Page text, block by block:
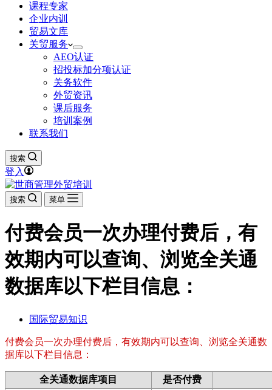
课程专家
企业内训
贸易文库
关贸服务
AEO认证
招投标加分项认证
关务软件
外贸资讯
课后服务
培训案例
联系我们
搜索
登入
搜索 菜单
付费会员一次办理付费后，有
效期内可以查询、浏览全关通
数据库以下栏目信息：
国际贸易知识
付费会员一次办理付费后，有效期内可以查询、浏览全关通数
据库以下栏目信息：
全关通数据库项目
是否付费